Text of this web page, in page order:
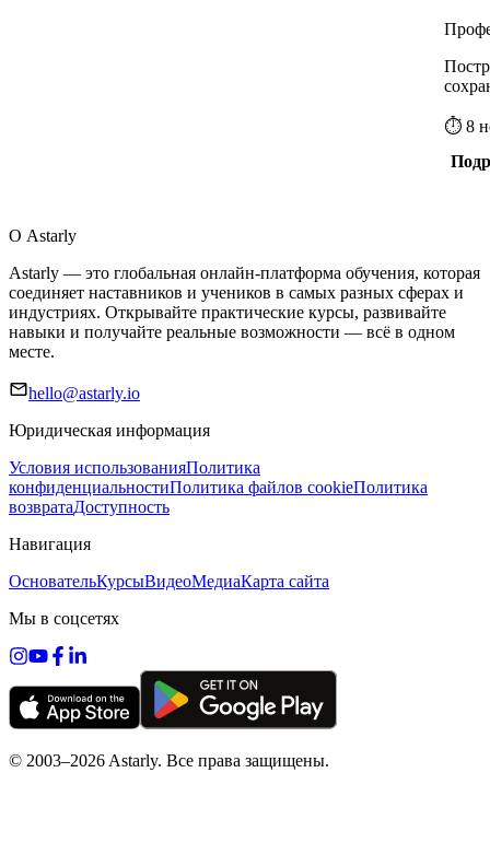
⏱ 8
О Astarly
Astarly — это глобальная онлайн-платформа обучения, которая
соединяет наставников и учеников в самых разных сферах и
индустриях. Открывайте практические курсы, развивайте
навыки и получайте реальные возможности — всё в одном
месте.
hello@astarly.io
Юридическая информация
Условия использованияПолитика
конфиденциальностиПолитика файлов cookieПолитика
возвратаДоступность
Навигация
ОсновательКурсыВидеоМедиаКарта сайта
Мы в соцсетях
© 2003–2026 Astarly. Все права защищены.